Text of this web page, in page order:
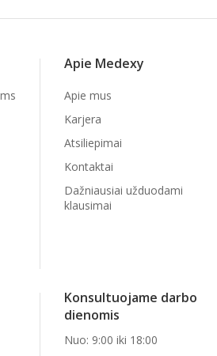
Apie Medexy
Apie mus
Karjera
Atsiliepimai
Kontaktai
Dažniausiai užduodami
klausimai
Konsultuojame darbo
dienomis
Nuo: 9:00 iki 18:00